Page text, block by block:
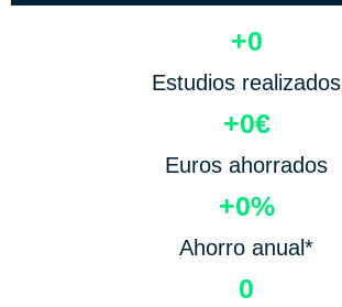
Estudios realizados
+0
Euros ahorrados
+0€
Ahorro anual*
+0%
0